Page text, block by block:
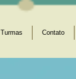
Turmas Contato